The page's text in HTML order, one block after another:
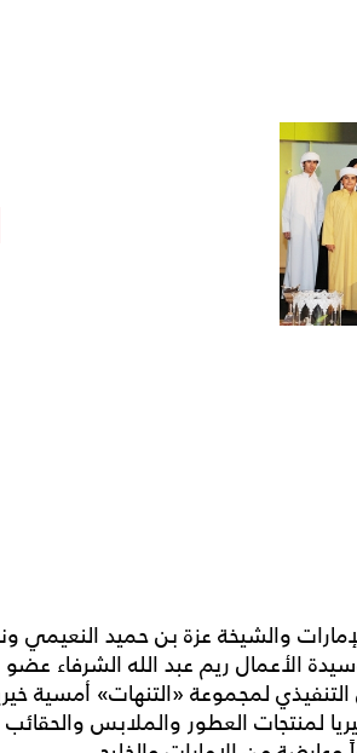
والشيخة عزة بن حميد النعيمي
الأعمال ريم عبد الله الشرفاء عضو
لمجموعة «التنهات» أمسية
لمنتجات العطور والملابس والحقائب